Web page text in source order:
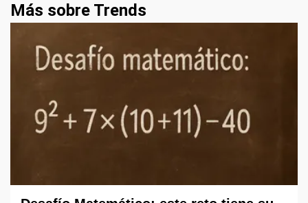
Más sobre Trends